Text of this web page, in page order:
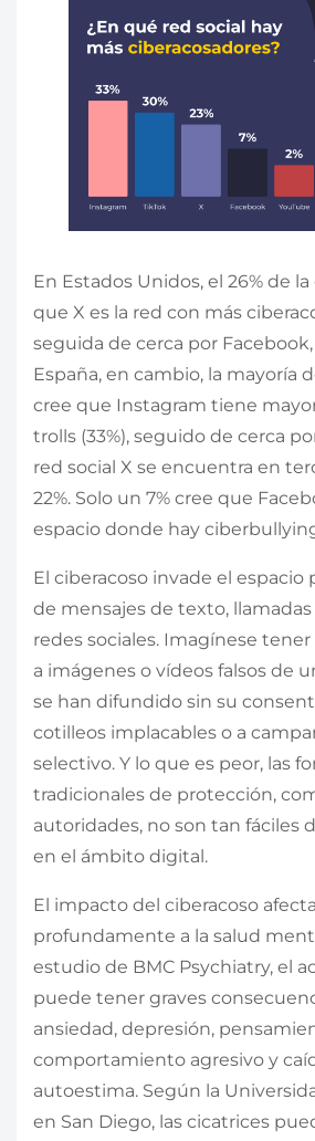
En Estados Unidos, el 26% de
que X es la red con más
seguida de cerca por Facebook,
España, en cambio, la mayoría
cree que Instagram tiene
trolls (33%), seguido de cerca
red social X se encuentra en
22%. Solo un 7% cree que
espacio donde hay
El ciberacoso invade el espacio
de mensajes de texto, llamadas
redes sociales. Imagínese
a imágenes o vídeos falsos de
se han difundido sin su
cotilleos implacables o a
selectivo. Y lo que es peor, las
tradicionales de protección,
autoridades, no son tan fáciles
en el ámbito digital.
El impacto del ciberacoso afecta
profundamente a la salud
estudio de BMC Psychiatry, el
puede tener graves
ansiedad, depresión,
comportamiento agresivo y
autoestima. Según la
en San Diego, las cicatrices